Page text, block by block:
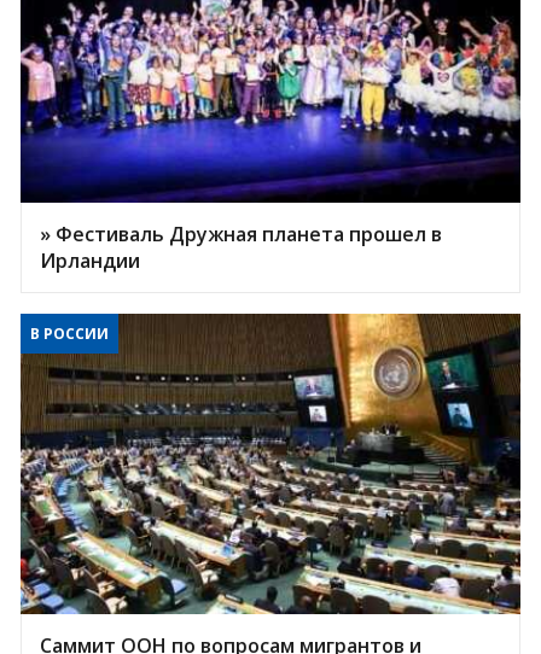
» Фестиваль Дружная планета прошел в
Ирландии
В РОССИИ
Саммит ООН по вопросам мигрантов и